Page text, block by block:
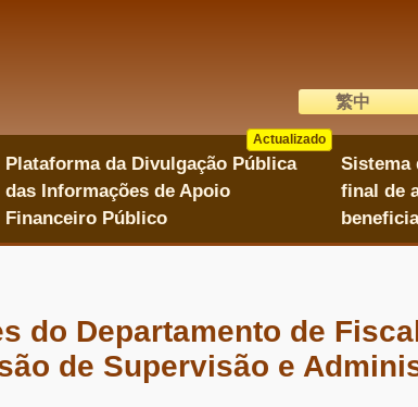
語系切換
繁中
Plataforma da Divulgação Pública
das Informações de Apoio
Financeiro Público
Actualizado
Actualizado
Sistema
final de
do Departamento de
de Supervisão e